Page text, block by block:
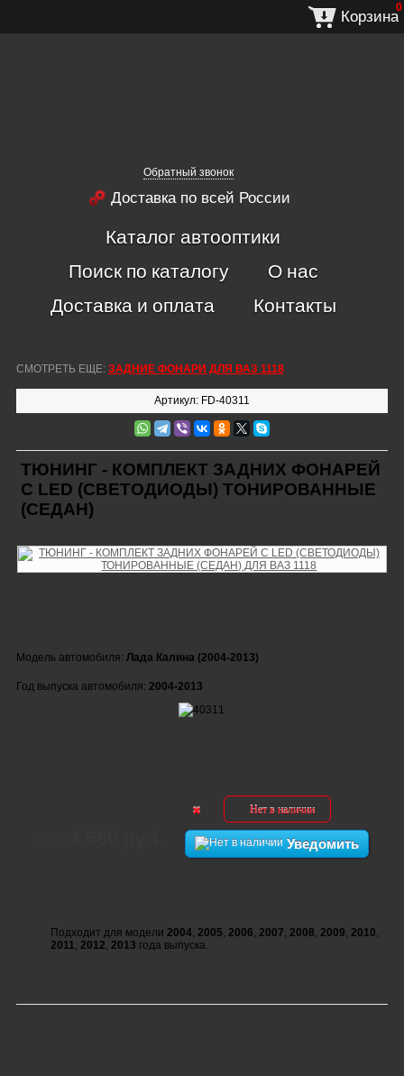
Обратный звонок
Доставка по всей России
Корзина
0
Каталог автооптики
Поиск по каталогу
О нас
Доставка и оплата
Контакты
СМОТРЕТЬ ЕЩЕ: ЗАДНИЕ ФОНАРИ ДЛЯ ВАЗ 1118
Артикул: FD-40311
ТЮНИНГ - КОМПЛЕКТ ЗАДНИХ ФОНАРЕЙ
С LED (СВЕТОДИОДЫ) ТОНИРОВАННЫЕ
(СЕДАН)
Модель автомобиля: Лада Калина (2004-2013)
Год выпуска автомобиля: 2004-2013
Нет в наличии
Уведомить
Подходит для модели 2004, 2005, 2006, 2007, 2008, 2009, 2010,
2011, 2012, 2013 года выпуска.